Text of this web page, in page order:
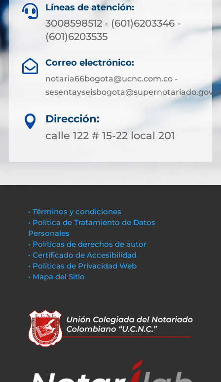
 Líneas de atención:
3008598512 - (601)6203346 -
(601)6203535
 Correo electrónico:
notaria66bogota@ucnc.com.co -

Dirección:
calle 122 # 15-22 local 201
• Términos y condiciones
• Política de Tratamiento de Datos
Personales
• Políticas de derechos de autor
• Certificado de Accesibilidad
• Políticas de Privacidad Web
• Mapa del Sitio